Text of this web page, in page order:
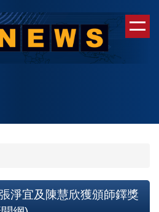
淨宜及陳慧欣獲頒師鐸獎